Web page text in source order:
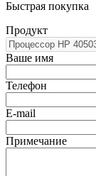
Быстрая покупка
Продукт
Ваше имя
Телефон
E-mail
Примечание